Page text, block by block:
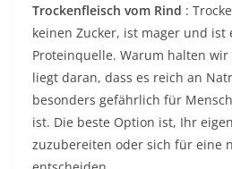
Trockenfleisch vom Rind :
keinen Zucker, ist mager und ist
Proteinquelle. Warum halten wir
liegt daran, dass es reich an
besonders gefährlich für
ist. Die beste Option ist, Ihr
zuzubereiten oder sich für eine